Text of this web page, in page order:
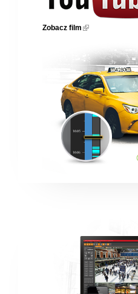
Zobacz film (link is external)